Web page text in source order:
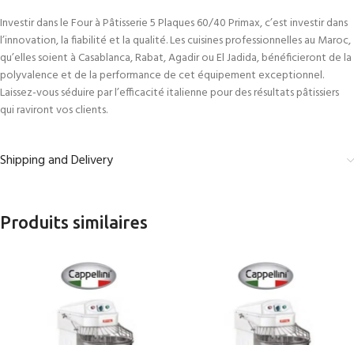
Investir dans le Four à Pâtisserie 5 Plaques 60/40 Primax, c’est investir dans
l’innovation, la fiabilité et la qualité. Les cuisines professionnelles au Maroc,
qu’elles soient à Casablanca, Rabat, Agadir ou El Jadida, bénéficieront de la
polyvalence et de la performance de cet équipement exceptionnel.
Laissez-vous séduire par l’efficacité italienne pour des résultats pâtissiers
qui raviront vos clients.
Shipping and Delivery
Produits similaires